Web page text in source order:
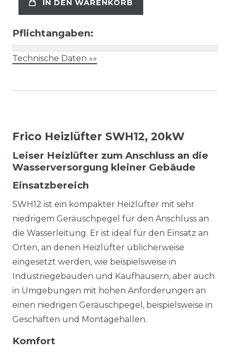
IN DEN WARENKORB
Pflichtangaben:
Technische Daten »»
Frico Heizlüfter SWH12, 20kW
Leiser Heizlüfter zum Anschluss an die
Wasserversorgung kleiner Gebäude
Einsatzbereich
SWH12 ist ein kompakter Heizlüfter mit sehr
niedrigem Geräuschpegel für den Anschluss an
die Wasserleitung. Er ist ideal für den Einsatz an
Orten, an denen Heizlüfter üblicherweise
eingesetzt werden, wie beispielsweise in
Industriegebäuden und Kaufhäusern, aber auch
in Umgebungen mit hohen Anforderungen an
einen niedrigen Geräuschpegel, beispielsweise in
Geschäften und Montagehallen.
Komfort